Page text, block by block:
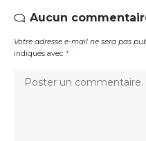
Aucun
Votre adresse e-mail ne sera pas
indiqués avec *